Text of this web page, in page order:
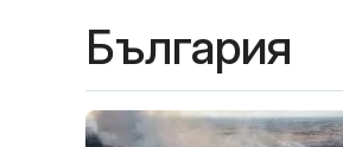
България